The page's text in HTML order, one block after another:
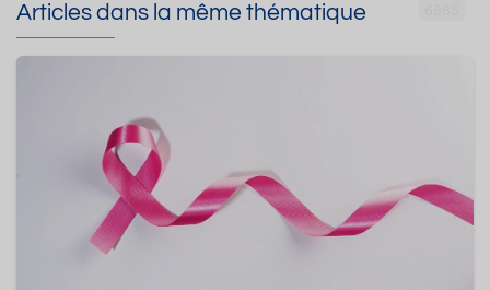
Articles dans la même thématique